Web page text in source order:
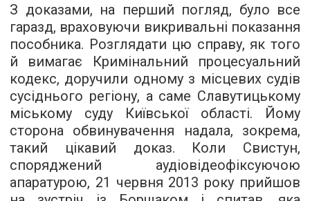
З доказами, на перший погляд, було все
гаразд, враховуючи викривальні показання
пособника. Розглядати цю справу, як того
й вимагає Кримінальний процесуальний
кодекс, доручили одному з місцевих судів
сусіднього регіону, а саме Славутицькому
міському суду Київської області. Йому
сторона обвинувачення надала, зокрема,
такий цікавий доказ. Коли Свистун,
споряджений аудіовідеофіксуючою
апаратурою, 21 червня 2013 року прийшов